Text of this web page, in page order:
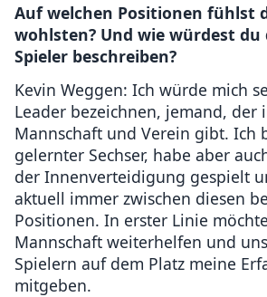
Auf welchen Positionen fühlst
wohlsten? Und wie würdest du
Spieler beschreiben?
Kevin Weggen: Ich würde mich
Leader bezeichnen, jemand, der
Mannschaft und Verein gibt. Ich
gelernter Sechser, habe aber
der Innenverteidigung gespielt
aktuell immer zwischen diesen
Positionen. In erster Linie
Mannschaft weiterhelfen und
Spielern auf dem Platz meine
mitgeben.